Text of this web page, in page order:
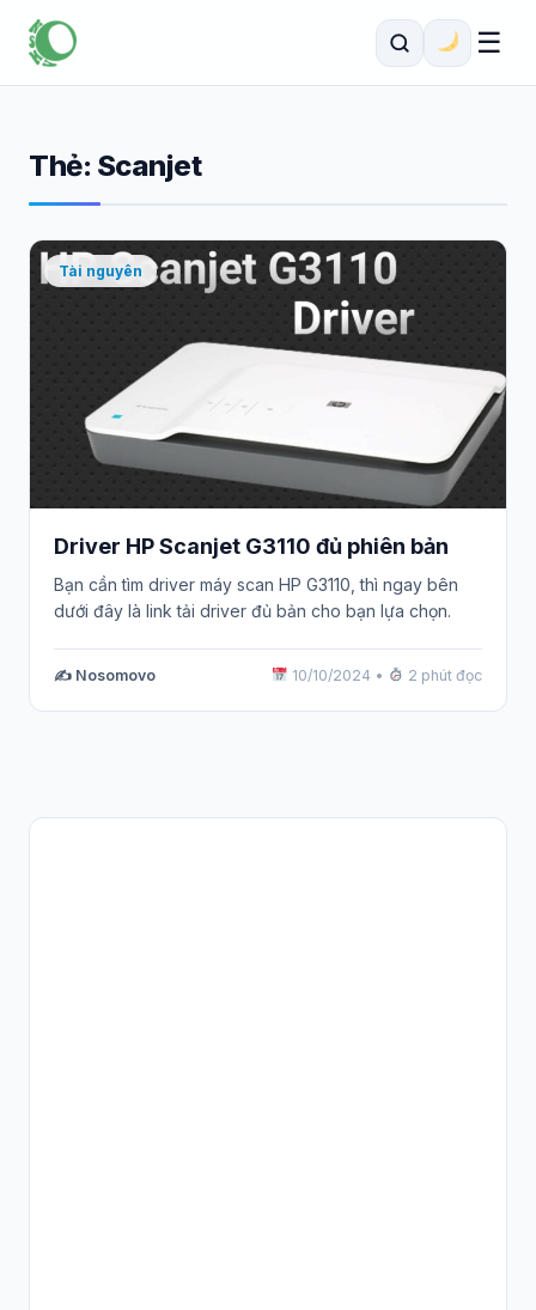
☰
Thẻ: Scanjet
Tài nguyên
Driver HP Scanjet G3110 đủ phiên bản
Bạn cần tìm driver máy scan HP G3110, thì ngay bên
dưới đây là link tải driver đủ bản cho bạn lựa chọn.
✍️ Nosomovo 10/10/2024 • 2 phút đọc